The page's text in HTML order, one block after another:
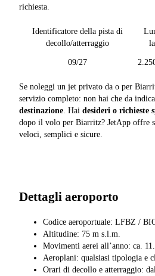
richiesta.
Identificatore della pista di
decollo/atterraggio
09/27
Se noleggi un jet privato da o per
servizio completo: non hai che da
destinazione . Hai desideri o richieste
dopo il volo per Biarritz? JetApp offre
veloci, semplici e sicure.
Dettagli aeroporto
Codice aeroportuale: LFBZ /
Altitudine: 75 m s.l.m.
Movimenti aerei all’anno: ca.
Aeroplani: qualsiasi tipologia e
Orari di decollo e atterraggio: